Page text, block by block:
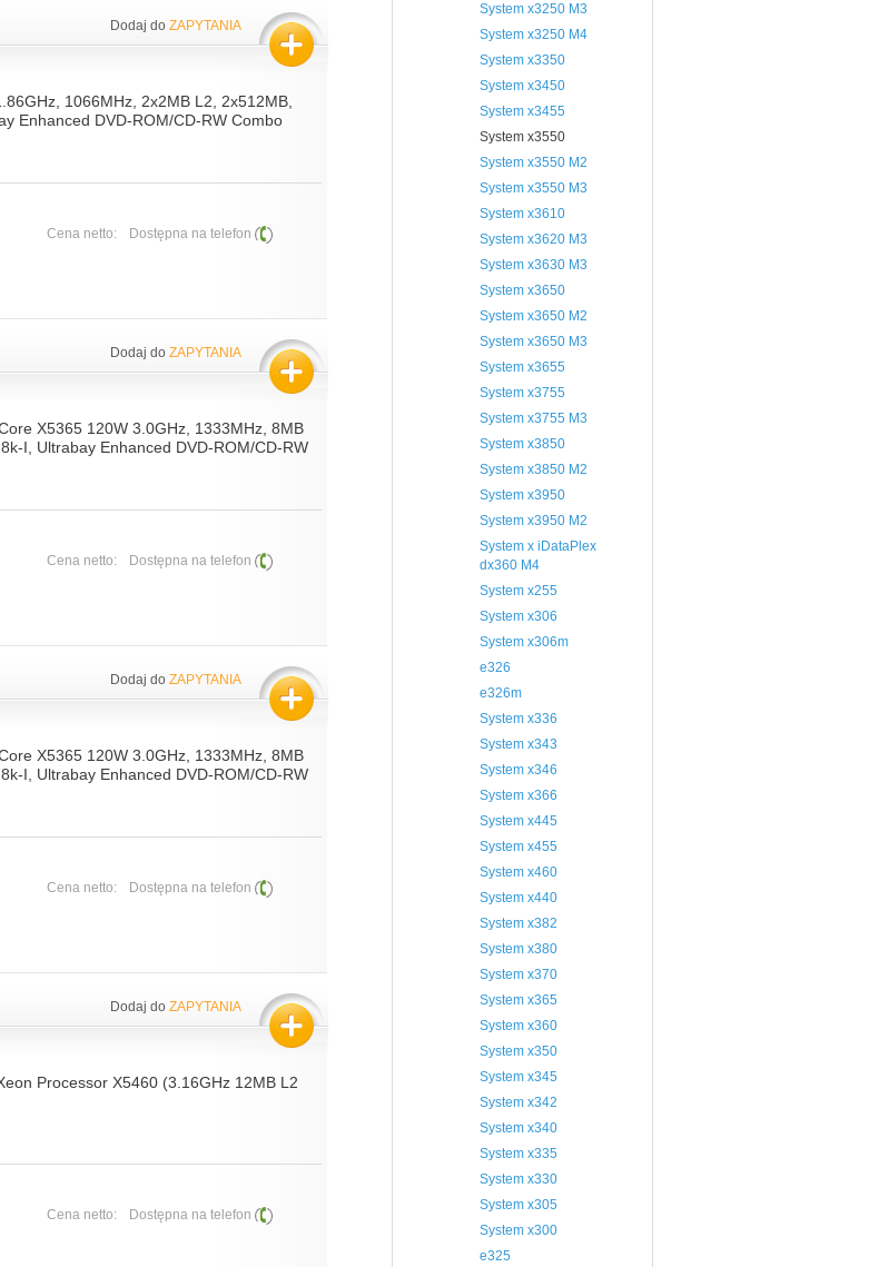
System x3250 M3
System x3250 M4
System x3350
System x3450
System x3455
System x3550
System x3550 M2
System x3550 M3
System x3610
System x3620 M3
System x3630 M3
System x3650
System x3650 M2
System x3650 M3
System x3655
System x3755
System x3755 M3
System x3850
System x3850 M2
System x3950
System x3950 M2
System x iDataPlex
dx360 M4
System x255
System x306
System x306m
e326
e326m
System x336
System x343
System x346
System x366
System x445
System x455
System x460
System x440
System x382
System x380
System x370
System x365
System x360
System x350
System x345
System x342
System x340
System x335
System x330
System x305
System x300
e325
Dodaj do ZAPYTANIA
1066MHz, 2x2MB L2, 2x512MB,
Enhanced DVD-ROM/CD-RW Combo
Cena netto: Dostępna na telefon
Dodaj do ZAPYTANIA
X5365 120W 3.0GHz, 1333MHz, 8MB
I, Ultrabay Enhanced DVD-ROM/CD-RW
Cena netto: Dostępna na telefon
Dodaj do ZAPYTANIA
X5365 120W 3.0GHz, 1333MHz, 8MB
I, Ultrabay Enhanced DVD-ROM/CD-RW
Cena netto: Dostępna na telefon
Dodaj do ZAPYTANIA
Processor X5460 (3.16GHz 12MB L2
Cena netto: Dostępna na telefon